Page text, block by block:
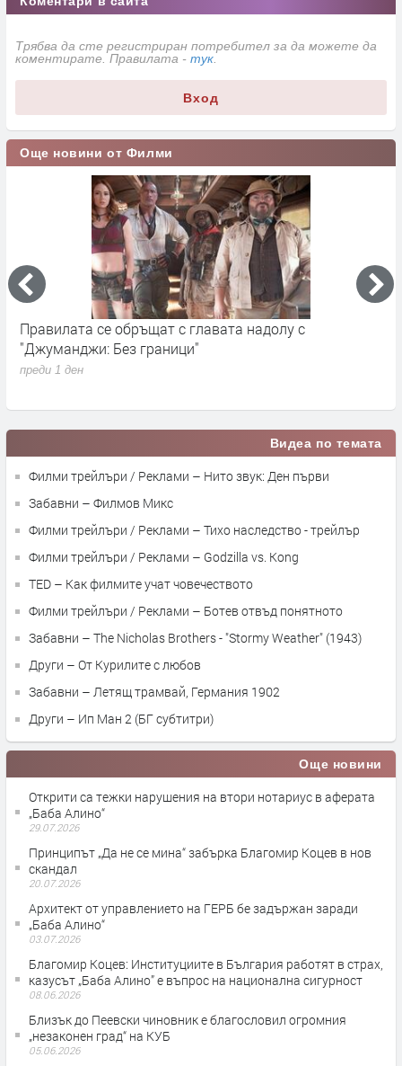
Трябва да сте регистриран потребител за да можете да
коментирате. Правилата - тук
Вход
Още новини от Филми
Правилата се обръщат с главата надолу с
"Джуманджи: Без граници"
преди 1 ден
Видеа по темата
Филми трейлъри / Реклами – Нито звук: Ден първи
Забавни – Филмов Микс
Филми трейлъри / Реклами – Тихо наследство - трейлър
Филми трейлъри / Реклами – Godzilla vs. Kong
TED – Как филмите учат човечеството
Филми трейлъри / Реклами – Ботев отвъд понятното
Забавни – The Nicholas Brothers - "Stormy Weather" (1943)
Други – От Курилите с любов
Забавни – Летящ трамвай, Германия 1902
Други – Ип Ман 2 (БГ субтитри)
Още новини
Открити са тежки нарушения на втори нотариус в аферата
„Баба Алино“
29.07.2026
Принципът „Да не се мина“ забърка Благомир Коцев в нов
скандал
20.07.2026
Архитект от управлението на ГЕРБ бе задържан заради
„Баба Алино“
03.07.2026
Благомир Коцев: Институциите в България работят в страх,
казусът „Баба Алино” е въпрос на национална сигурност
08.06.2026
Близък до Пеевски чиновник е благословил огромния
„незаконен град“ на КУБ
05.06.2026